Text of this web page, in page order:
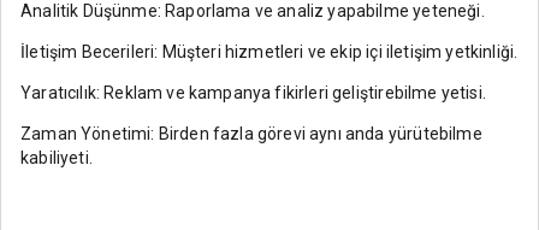
Analitik Düşünme: Raporlama ve analiz yapabilme yeteneği.
İletişim Becerileri: Müşteri hizmetleri ve ekip içi iletişim yetkinliği.
Yaratıcılık: Reklam ve kampanya fikirleri geliştirebilme yetisi.
Zaman Yönetimi: Birden fazla görevi aynı anda yürütebilme
kabiliyeti.